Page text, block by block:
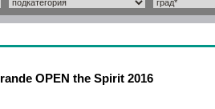
OPEN the Spirit 2016